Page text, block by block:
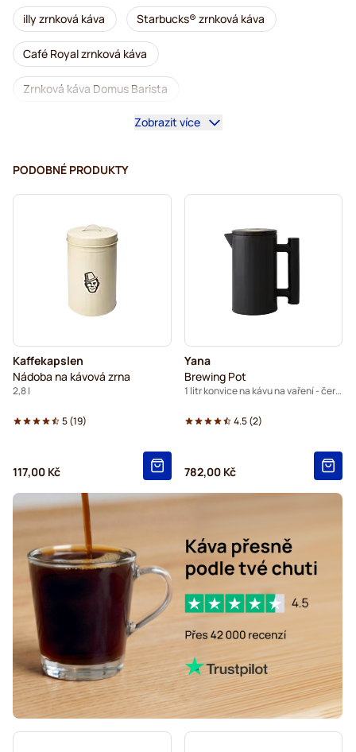
illy zrnková káva Starbucks® zrnková káva
Café Royal zrnková káva
Zrnková káva Domus Barista
Kávovary na zrnkovou kávu Zrnková káva bez kofeinu
Caffè Borbone zrnková káva Merrild zrnková káva
Garibaldi zrnková káva
Tonino Lamborghini zrnková káva
Gimoka zrnková káva Kaffekapslen příslušenství
Delonghi espresso zrnková káva
Zobrazit více
PODOBNÉ PRODUKTY
Kaffekapslen
Nádoba na kávová zrna
2,8 l
5(19)
117,00 Kč
Yana
Brewing Pot
1 litr konvice na kávu na vaření - černá
4.5(2)
782,00 Kč